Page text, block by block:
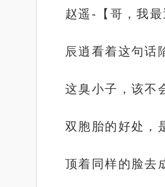
赵遥-【哥，我
辰逍看着这句话
这臭小子，该不
双胞胎的好处，
顶着同样的脸去